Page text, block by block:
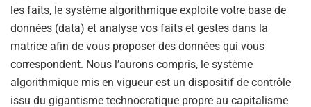
les faits, le système algorithmique exploite votre base de
données (data) et analyse vos faits et gestes dans la
matrice afin de vous proposer des données qui vous
correspondent. Nous l’aurons compris, le système
algorithmique mis en vigueur est un dispositif de contrôle
issu du gigantisme technocratique propre au capitalisme